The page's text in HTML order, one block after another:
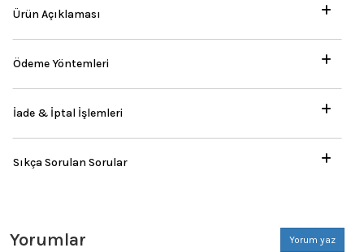
Ürün Açıklaması
Ödeme Yöntemleri
İade & İptal İşlemleri
Sıkça Sorulan Sorular
Yorumlar Yorum yaz